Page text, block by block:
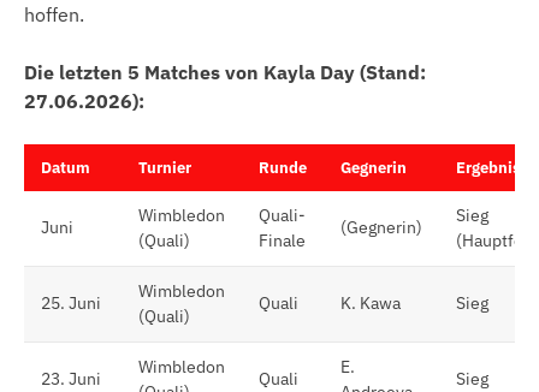
hoffen.
Die letzten 5 Matches von Kayla Day (Stand:
27.06.2026):
Datum Turnier Runde Gegnerin Ergebnis
Juni
Wimbledon
(Quali)
Quali-
Finale
(Gegnerin)
Sieg
25. Juni
Wimbledon
(Quali)
Quali K. Kawa Sieg
23. Juni
Wimbledon
Quali
E.
Sieg